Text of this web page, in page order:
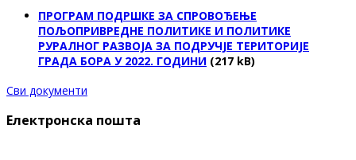
ПРОГРАМ ПОДРШКЕ ЗА СПРОВОЂЕЊЕ
ПОЉОПРИВРЕДНЕ ПОЛИТИКЕ И ПОЛИТИКЕ
РУРАЛНОГ РАЗВОЈА ЗА ПОДРУЧЈЕ ТЕРИТОРИЈЕ
ГРАДА БОРА У 2022. ГОДИНИ (217 kB)
Сви документи
Електронска пошта